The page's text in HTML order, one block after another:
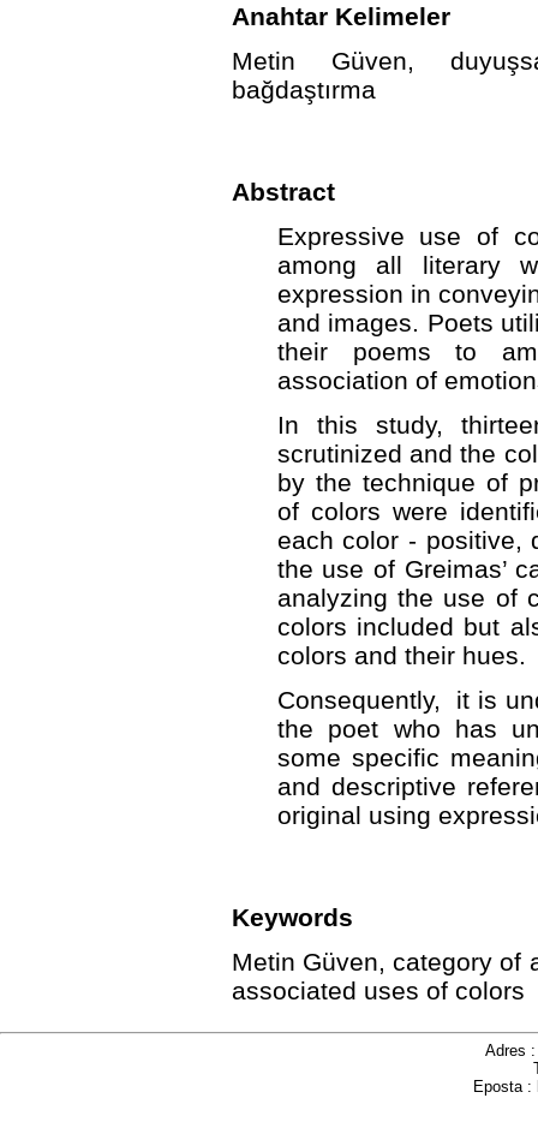
Anahtar Kelimeler
Metin Güven,
bağdaştırma
Abstract
Expressive use of
among all literary
expression in
and images. Poets
their poems to
association of
In this study,
scrutinized and the
by the technique of
of colors were
each color - positive,
the use of Greimas’
analyzing the use of
colors included but
colors and their hues.
Consequently, it is
the poet who has
some specific
and descriptive
original using
Keywords
Metin Güven, category of
associated uses of colors
Adres
Eposta :